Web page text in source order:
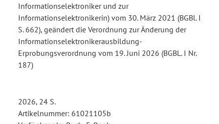
Informationselektroniker und zur
Informationselektronikerin) vom 30. März 2021 (BGBl. I
S. 662), geändert die Verordnung zur Änderung der
Informationselektronikerausbildung-
Erprobungsverordnung vom 19. Juni 2026 (BGBL. I Nr.
187)
2026, 24 S.
Artikelnummer: 61021105b